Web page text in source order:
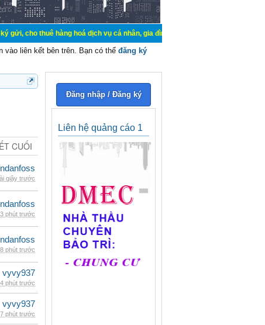
hàng hoá dịch vụ cá nhân, gia đình. Mua bán, ký gửi, cho thuê thiết bị
vào liên kết bên trên. Bạn có thể đăng ký
CUỐI
giây trước
phút trước
phút trước
vyvy937
phút trước
vyvy937
phút trước
Đăng nhập / Đăng ký
Liên hệ quảng cáo 1